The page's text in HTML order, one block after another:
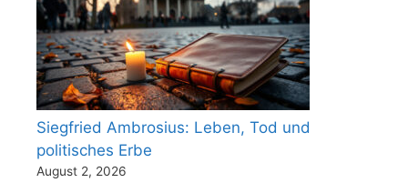
Siegfried Ambrosius: Leben, Tod und
politisches Erbe
August 2, 2026